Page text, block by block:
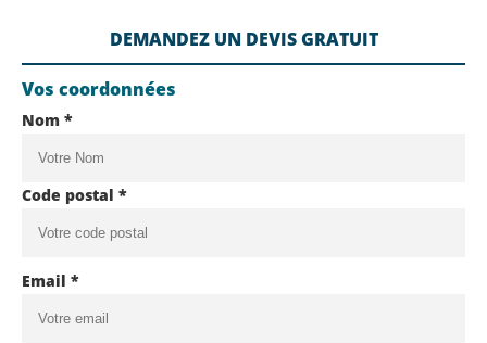
DEMANDEZ UN DEVIS GRATUIT
Vos coordonnées
Nom *
Code postal *
Email *